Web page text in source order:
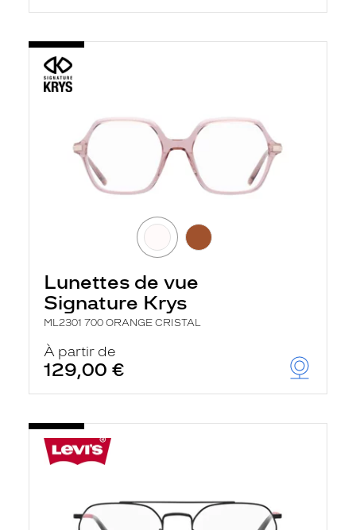
Lunettes de vue
Signature Krys
ML2301 700 ORANGE CRISTAL
À partir de
129,00 €